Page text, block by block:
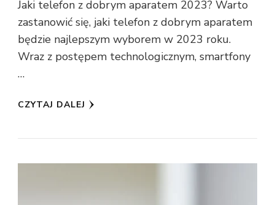
Jaki telefon z dobrym aparatem 2023? Warto
zastanowić się, jaki telefon z dobrym aparatem
będzie najlepszym wyborem w 2023 roku.
Wraz z postępem technologicznym, smartfony
…
CZYTAJ DALEJ